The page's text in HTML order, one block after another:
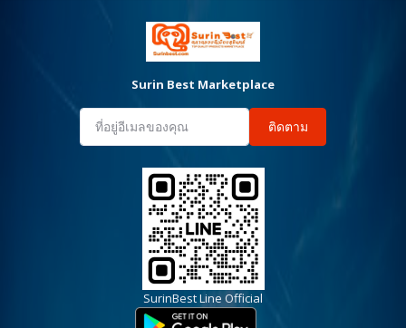
Surin Best Marketplace
ติดตาม
SurinBest Line Official